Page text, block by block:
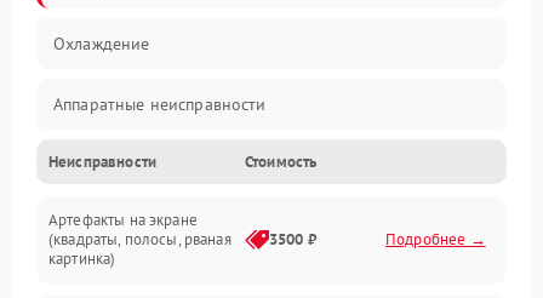
Охлаждение
Аппаратные неисправности
Перегрев и термопроблемы
Видео
Неисправности Стоимость
Артефакты на экране
(квадраты, полосы, рваная
картинка)
3500 ₽ Подробнее →